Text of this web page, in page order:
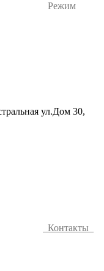
Режим
ул.Дом 30,
Контакты